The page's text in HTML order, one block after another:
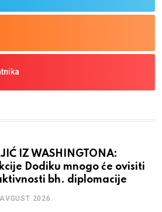
IZ WASHINGTONA:
Dodiku mnogo će ovisiti
bh. diplomacije
2026.